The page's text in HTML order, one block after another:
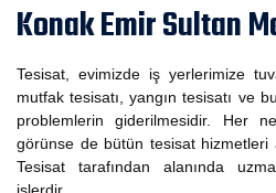
Konak Emir Sultan
Tesisat, evimizde iş yerlerimize
mutfak tesisatı, yangın tesisatı ve
problemlerin giderilmesidir. Her
görünse de bütün tesisat hizmetleri
Tesisat tarafından alanında